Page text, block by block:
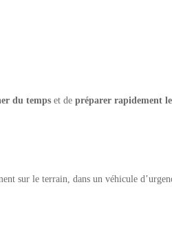
du temps et depréparer rapidement
sur le terrain, dans un véhicule